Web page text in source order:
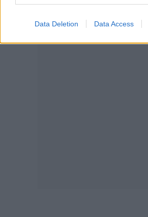
Data Deletion Data Access